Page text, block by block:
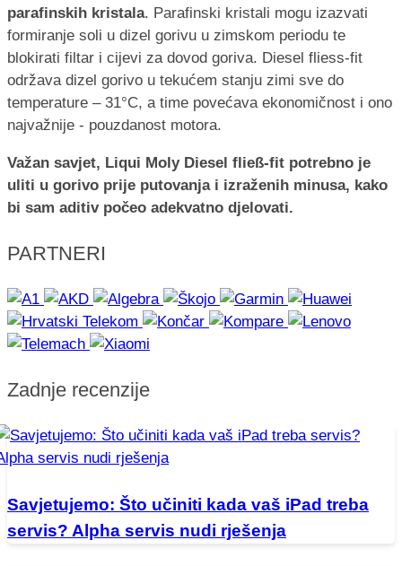
parafinskih kristala. Parafinski kristali mogu izazvati
formiranje soli u dizel gorivu u zimskom periodu te
blokirati filtar i cijevi za dovod goriva. Diesel fliess-fit
održava dizel gorivo u tekućem stanju zimi sve do
temperature – 31°C, a time povećava ekonomičnost i ono
najvažnije - pouzdanost motora.
Važan savjet, Liqui Moly Diesel fließ-fit potrebno je
uliti u gorivo prije putovanja i izraženih minusa, kako
bi sam aditiv počeo adekvatno djelovati.
PARTNERI
Zadnje recenzije
Savjetujemo: Što učiniti kada vaš iPad treba
servis? Alpha servis nudi rješenja